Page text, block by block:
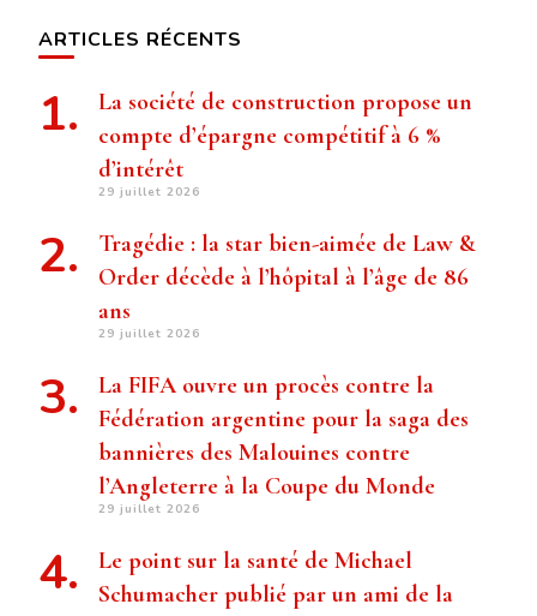
ARTICLES RÉCENTS
La société de construction propose un
compte d’épargne compétitif à 6 %
d’intérêt
29 juillet 2026
Tragédie : la star bien-aimée de Law &
Order décède à l’hôpital à l’âge de 86
ans
29 juillet 2026
La FIFA ouvre un procès contre la
Fédération argentine pour la saga des
bannières des Malouines contre
l’Angleterre à la Coupe du Monde
29 juillet 2026
Le point sur la santé de Michael
Schumacher publié par un ami de la